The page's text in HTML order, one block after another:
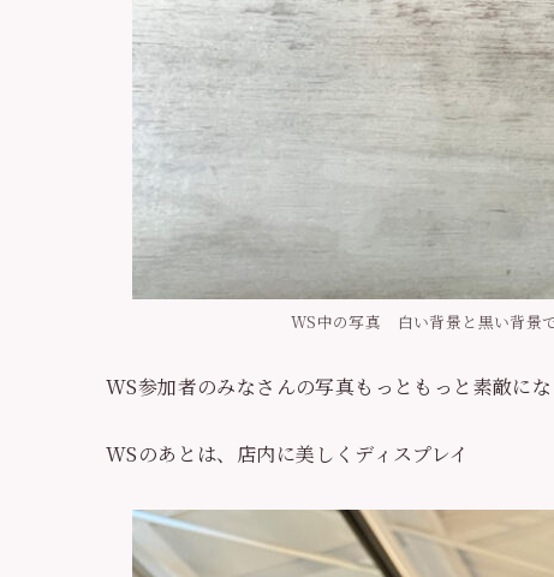
WS中の写真 白い背景と黒い背景
WS参加者のみなさんの写真もっともっと素敵に
WSのあとは、店内に美しくディスプレイ